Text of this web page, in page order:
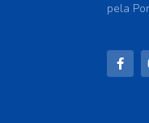
pela